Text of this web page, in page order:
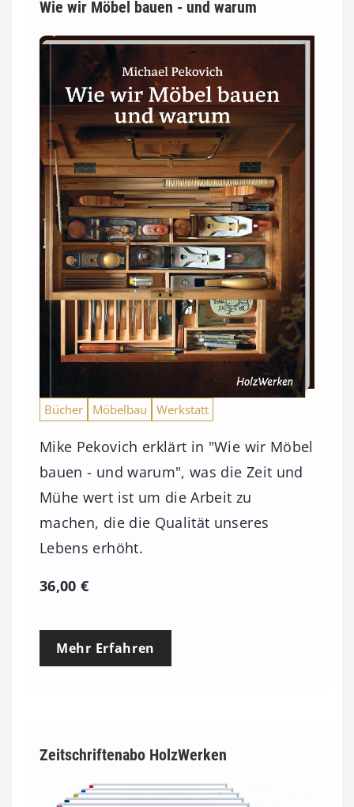
Wie wir Möbel bauen - und warum
Bücher Möbelbau Werkstatt
Mike Pekovich erklärt in "Wie wir Möbel
bauen - und warum", was die Zeit und
Mühe wert ist um die Arbeit zu
machen, die die Qualität unseres
Lebens erhöht.
36,00€
Mehr Erfahren
Zeitschriftenabo HolzWerken